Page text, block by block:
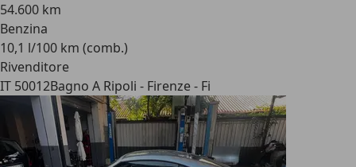
54.600 km
Benzina
10,1 l/100 km (comb.)
Rivenditore
IT 50012Bagno A Ripoli - Firenze - Fi